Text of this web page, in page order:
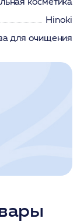
Hinoki
для очищения